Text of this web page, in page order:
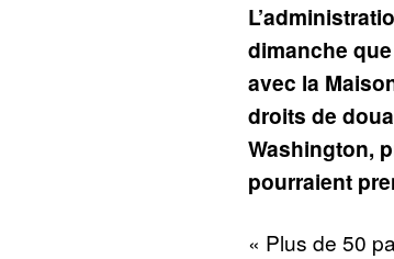
dimanche
avec la
droits de
Washington,
pourraient
« Plus de 50